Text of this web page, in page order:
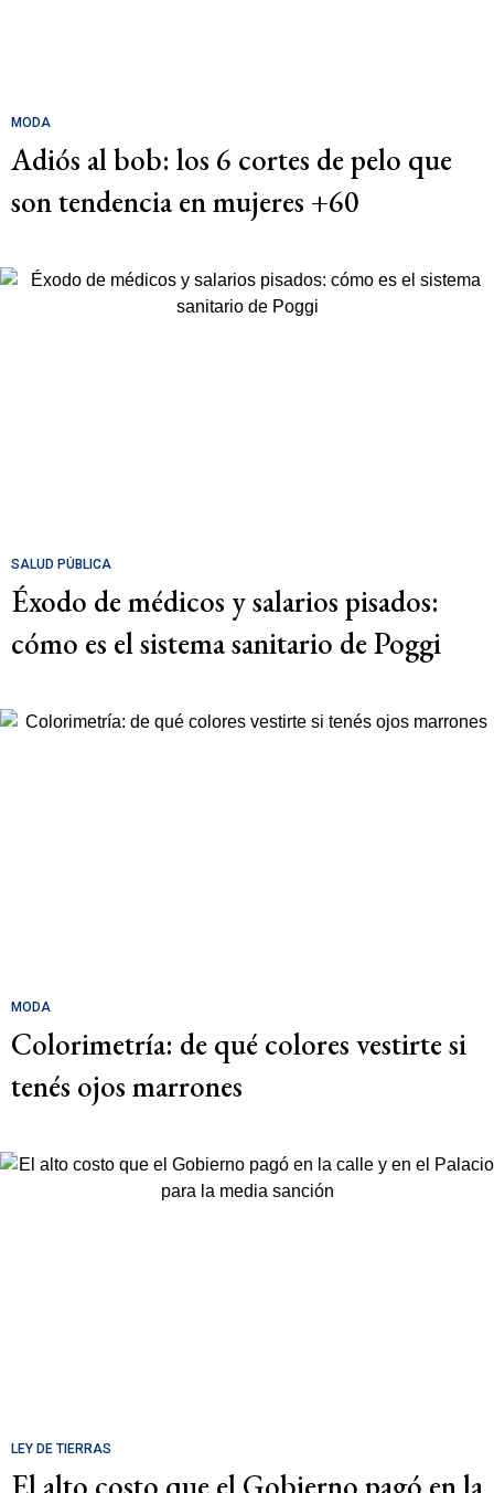
MODA
Adiós al bob: los 6 cortes de pelo que
son tendencia en mujeres +60
SALUD PÚBLICA
Éxodo de médicos y salarios pisados:
cómo es el sistema sanitario de Poggi
MODA
Colorimetría: de qué colores vestirte si
tenés ojos marrones
LEY DE TIERRAS